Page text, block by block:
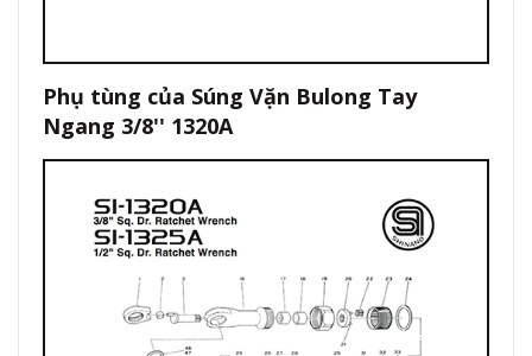
Phụ tùng của Súng Vặn Bulong Tay
Ngang 3/8'' 1320A